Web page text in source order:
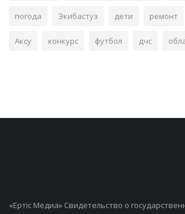
погода Экибастуз дети ремонт
Аксу конкурс футбол дчс
«Ертiс Медиа» Свидетельство о